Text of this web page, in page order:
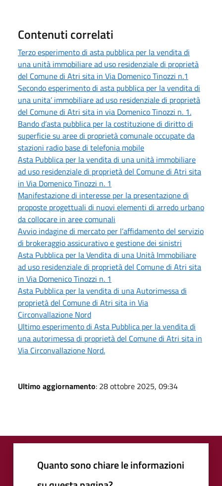
Contenuti correlati
Terzo esperimento di asta pubblica per la vendita di
una unità immobiliare ad uso residenziale di proprietà
del Comune di Atri sita in Via Domenico Tinozzi n.1
Secondo esperimento di asta pubblica per la vendita di
una unita’ immobiliare ad uso residenziale di proprietà
del Comune di Atri sita in via Domenico Tinozzi n. 1.
Bando d’asta pubblica per la costituzione di diritto di
superficie su aree di proprietà comunale occupate da
stazioni radio base di telefonia mobile
Asta Pubblica per la vendita di una unità immobiliare
ad uso residenziale di proprietà del Comune di Atri sita
in Via Domenico Tinozzi n. 1
Manifestazione di interesse per la presentazione di
proposte progettuali di nuovi elementi di arredo urbano
da collocare in aree comunali
Avvio indagine di mercato per l’affidamento del servizio
di brokeraggio assicurativo e gestione dei sinistri
Asta Pubblica per la Vendita di una Unità Immobiliare
ad uso residenziale di proprietà del Comune di Atri sita
in Via Domenico Tinozzi n. 1
Asta Pubblica per la vendita di una Autorimessa di
proprietà del Comune di Atri sita in Via
Circonvallazione Nord
Ultimo esperimento di Asta Pubblica per la vendita di
una autorimessa di proprietà del Comune di Atri sita in
Via Circonvallazione Nord.
Ultimo aggiornamento: 28 ottobre 2025, 09:34
Quanto sono chiare le informazioni